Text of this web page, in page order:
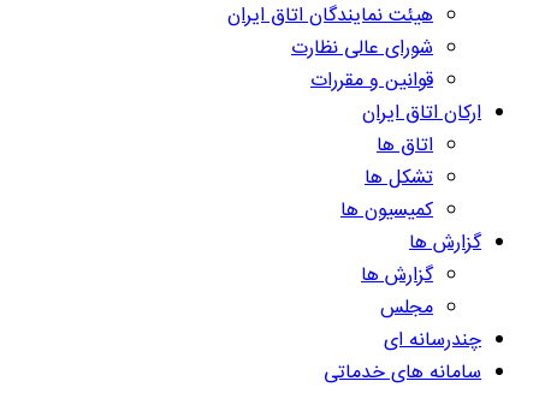
هیئت نمایندگان اتاق ایران
شورای عالی نظارت
قوانین و مقررات
ارکان اتاق ایران
اتاق ها
تشکل ها
کمیسیون ها
گزارش ها
گزارش ها
مجلس
چندرسانه ای
سامانه های خدماتی